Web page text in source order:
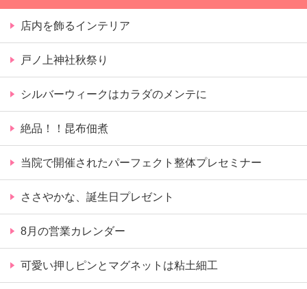
店内を飾るインテリア
戸ノ上神社秋祭り
シルバーウィークはカラダのメンテに
絶品！！昆布佃煮
当院で開催されたパーフェクト整体プレセミナー
ささやかな、誕生日プレゼント
8月の営業カレンダー
可愛い押しピンとマグネットは粘土細工